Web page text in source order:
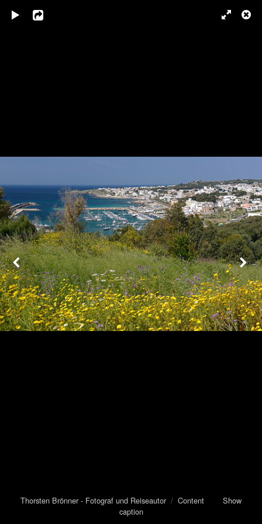
Thorsten Brönner - Fotograf und Reiseautor / Content
Show
caption